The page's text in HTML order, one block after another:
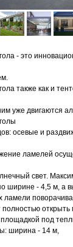
- это
также как и
уже двигаются
осевые и
ламелей
свет.
ширине - 4,5 м, а
ламели
полностью открыть
под
ширина - 14 м,